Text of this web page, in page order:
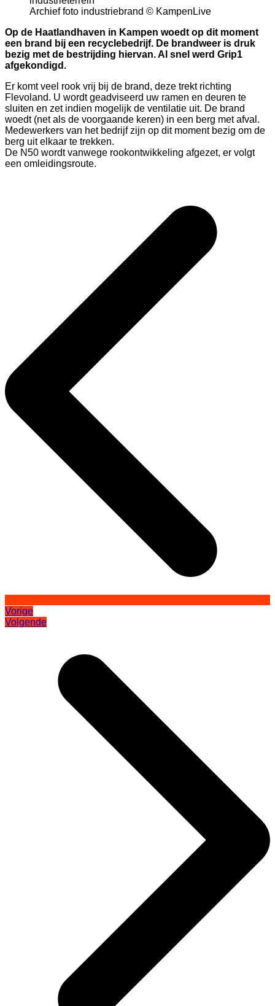
Archief foto industriebrand © KampenLive
Op de Haatlandhaven in Kampen woedt op dit moment
een brand bij een recyclebedrijf. De brandweer is druk
bezig met de bestrijding hiervan. Al snel werd Grip1
afgekondigd.
Er komt veel rook vrij bij de brand, deze trekt richting
Flevoland. U wordt geadviseerd uw ramen en deuren te
sluiten en zet indien mogelijk de ventilatie uit. De brand
woedt (net als de voorgaande keren) in een berg met afval.
Medewerkers van het bedrijf zijn op dit moment bezig om de
berg uit elkaar te trekken.
De N50 wordt vanwege rookontwikkeling afgezet, er volgt
een omleidingsroute.
Vorige
Volgende